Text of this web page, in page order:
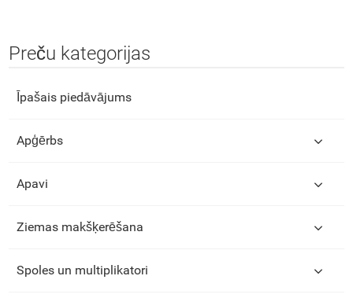
Preču kategorijas
Īpašais piedāvājums
Apģērbs
Apavi
Ziemas makšķerēšana
Spoles un multiplikatori